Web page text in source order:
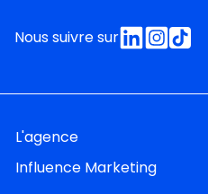
Nous suivre sur
L'agence
Influence Marketing